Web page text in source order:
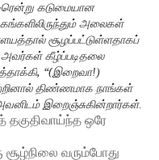
கடுமையான
அலைகள்
சூழப்பட்டுள்ளதாகப்
கீழ்ப்படிதலை
, “(இறைவா!)
திண்ணமாக நாங்கள்
இறைஞ்சுகின்றார்கள்.
ஒரே
சூழ்நிலை வரும்போது